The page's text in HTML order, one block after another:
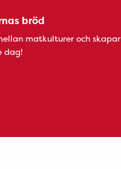
bröd
matkulturer och skapar
dag!